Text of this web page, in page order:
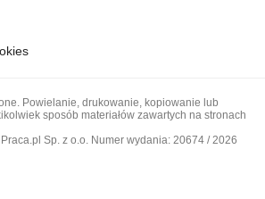
Powielanie, drukowanie, kopiowanie lub
sposób materiałów zawartych na stronach
Sp. z o.o. Numer wydania: 20674 / 2026